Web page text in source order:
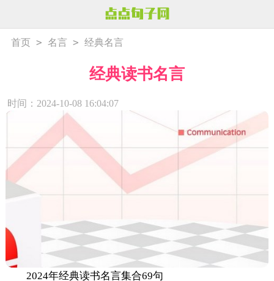
首页 > 名言 > 经典名言
经典读书名言
时间：2024-10-08 16:04:07
2024年经典读书名言集合69句